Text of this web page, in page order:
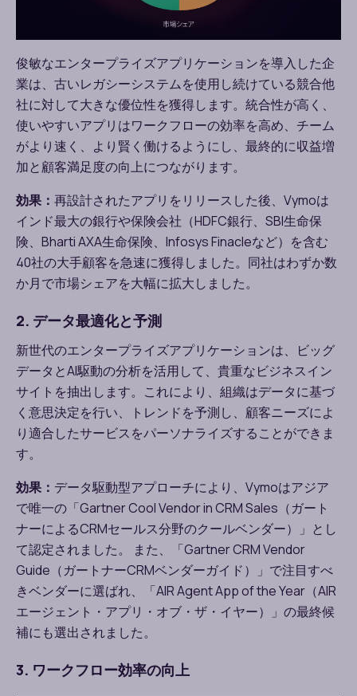
俊敏なエンタープライズアプリケーションを導入した企
業は、古いレガシーシステムを使用し続けている競合他
社に対して大きな優位性を獲得します。統合性が高く、
使いやすいアプリはワークフローの効率を高め、チーム
がより速く、より賢く働けるようにし、最終的に収益増
加と顧客満足度の向上につながります。
効果： 再設計されたアプリをリリースした後、 Vymoは
インド最大の銀行や保険会社（HDFC銀行、 SBI生命保
険、 Bharti AXA生命保険、 Infosys Finacleなど）を含む
40社の大手顧客を急速に獲得しました。同社はわずか数
か月で市場シェアを大幅に拡大しました。
2. データ最適化と予測
新世代のエンタープライズアプリケーションは、ビッグ
データとAI駆動の分析を活用して、貴重なビジネスイン
サイトを抽出します。これにより、組織はデータに基づ
く意思決定を行い、トレンドを予測し、顧客ニーズによ
り適合したサービスをパーソナライズすることができま
す。
効果： データ駆動型アプローチにより、Vymoはアジア
で唯一の「Gartner Cool Vendor in CRM Sales（ガート
ナーによるCRMセールス分野のクールベンダー）」とし
て認定されました。 また、「Gartner CRM Vendor
Guide（ガートナーCRMベンダーガイド）」で注目すべ
きベンダーに選ばれ、「AIR Agent App of the Year（AIR
エージェント・アプリ・オブ・ザ・イヤー）」の最終候
補にも選出されました。
3. ワークフロー効率の向上